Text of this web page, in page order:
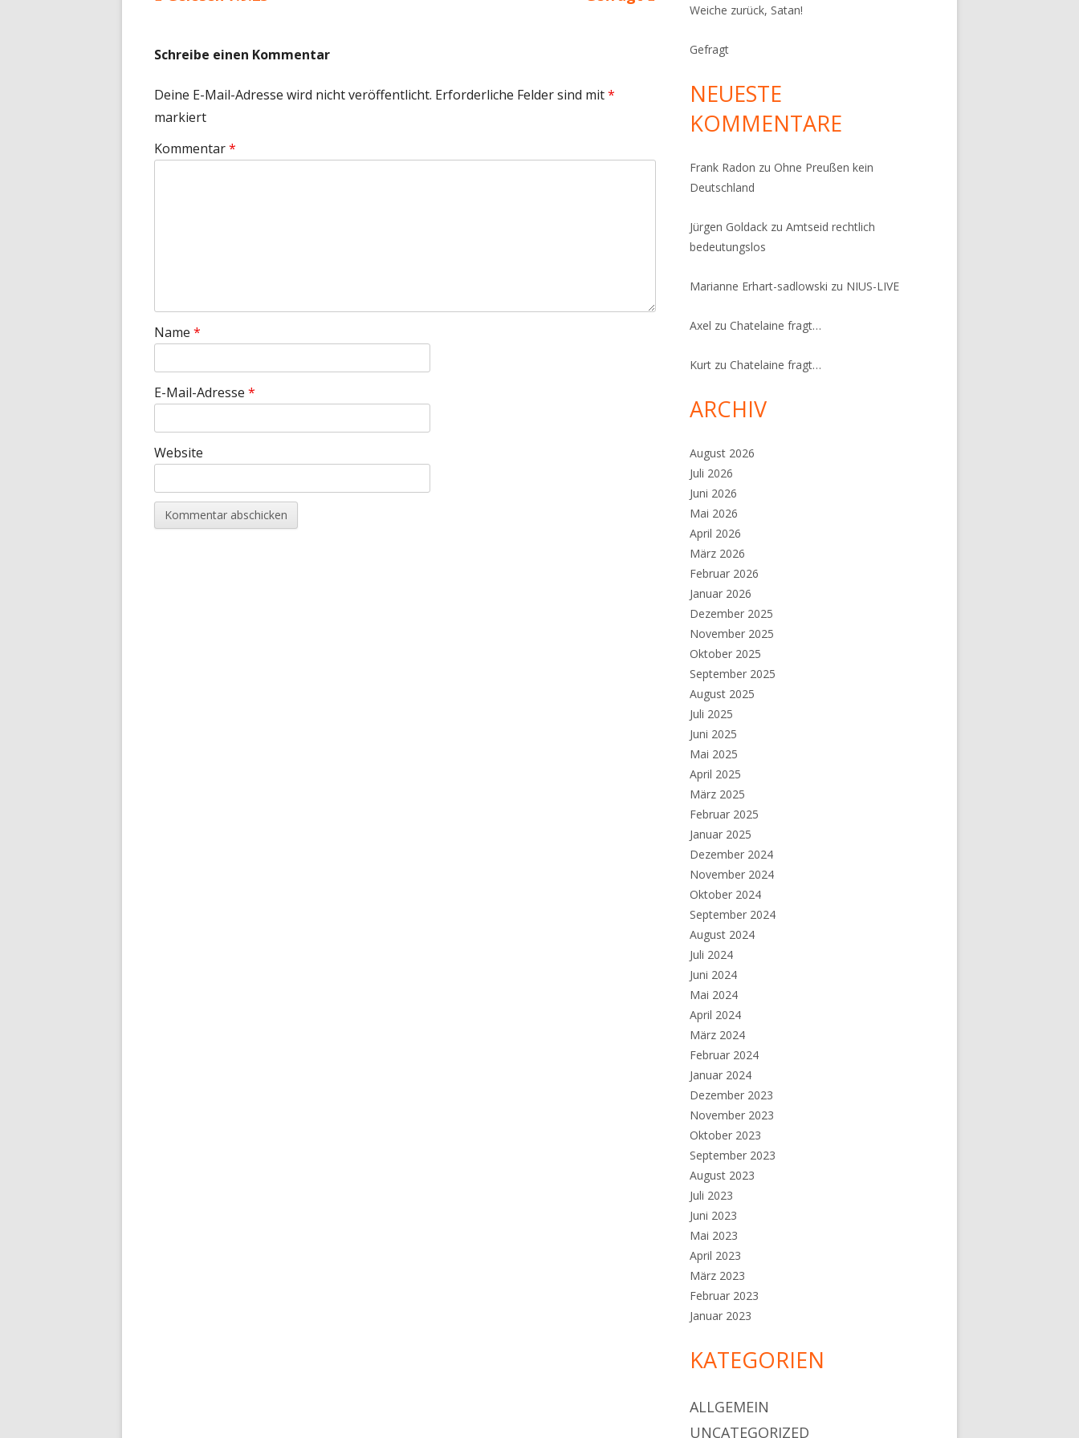
Schreibe einen Kommentar
Deine E-Mail-Adresse wird nicht veröffentlicht. Erforderliche Felder sind mit*
markiert
Kommentar*
Name *
E-Mail-Adresse *
Website
Weiche zurück, Satan!
Gefragt
NEUESTE
KOMMENTARE
Frank Radon zuOhne Preußen kein
Deutschland
Jürgen Goldack zuAmtseid rechtlich
bedeutungslos
Marianne Erhart-sadlowski zu NIUS-LIVE
Axel zuChatelaine fragt…
Kurt zuChatelaine fragt…
ARCHIV
August 2026
Juli 2026
Juni 2026
Mai 2026
April 2026
März 2026
Februar 2026
Januar 2026
Dezember 2025
November 2025
Oktober 2025
September 2025
August 2025
Juli 2025
Juni 2025
Mai 2025
April 2025
März 2025
Februar 2025
Januar 2025
Dezember 2024
November 2024
Oktober 2024
September 2024
August 2024
Juli 2024
Juni 2024
Mai 2024
April 2024
März 2024
Februar 2024
Januar 2024
Dezember 2023
November 2023
Oktober 2023
September 2023
August 2023
Juli 2023
Juni 2023
Mai 2023
April 2023
März 2023
Februar 2023
Januar 2023
KATEGORIEN
ALLGEMEIN
UNCATEGORIZED